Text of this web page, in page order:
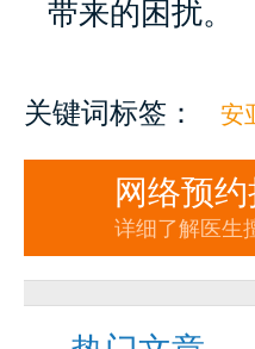
带来的困扰。
关键词标签： 安
网络预
详细了解医生